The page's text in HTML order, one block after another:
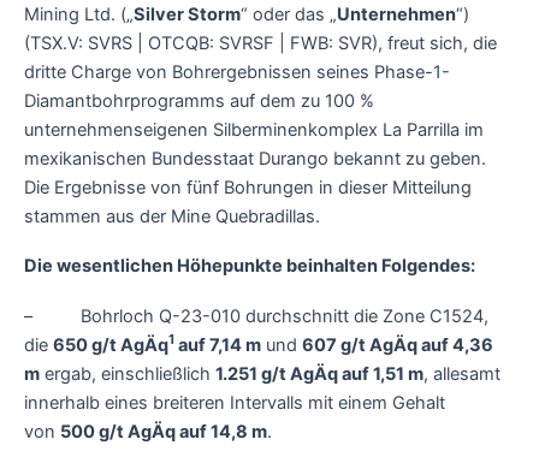
Mining Ltd. („Silver Storm“ oder das „Unternehmen“)
(TSX.V: SVRS | OTCQB: SVRSF | FWB: SVR), freut sich, die
dritte Charge von Bohrergebnissen seines Phase-1-
Diamantbohrprogramms auf dem zu 100 %
unternehmenseigenen Silberminenkomplex La Parrilla im
mexikanischen Bundesstaat Durango bekannt zu geben.
Die Ergebnisse von fünf Bohrungen in dieser Mitteilung
stammen aus der Mine Quebradillas.
Die wesentlichen Höhepunkte beinhalten Folgendes:
– Bohrloch Q-23-010 durchschnitt die Zone C1524,
die 650 g/t AgÄq1 auf 7,14 m und 607 g/t AgÄq auf 4,36
m ergab, einschließlich 1.251 g/t AgÄq auf 1,51 m, allesamt
innerhalb eines breiteren Intervalls mit einem Gehalt
von 500 g/t AgÄq auf 14,8 m.